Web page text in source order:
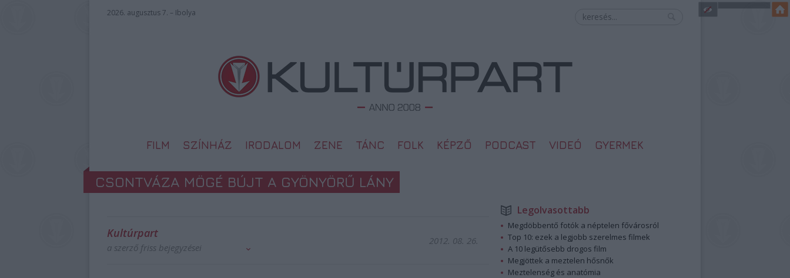
2026. augusztus 7. – Ibolya
FILM SZÍNHÁZ IRODALOM ZENE TÁNC FOLK KÉPZŐ PODCAST VIDEÓ GYERMEK
CSONTVÁZA MÖGÉ BÚJT A GYÖNYÖRŰ LÁNY
Kultúrpart
a szerző friss bejegyzései
2012. 08. 26.
Legolvasottabb
Megdöbbentő fotók a néptelen fővárosról
Top 10: ezek a legjobb szerelmes filmek
A 10 legütősebb drogos film
Megjöttek a meztelen hősnők
Meztelenség és anatómia